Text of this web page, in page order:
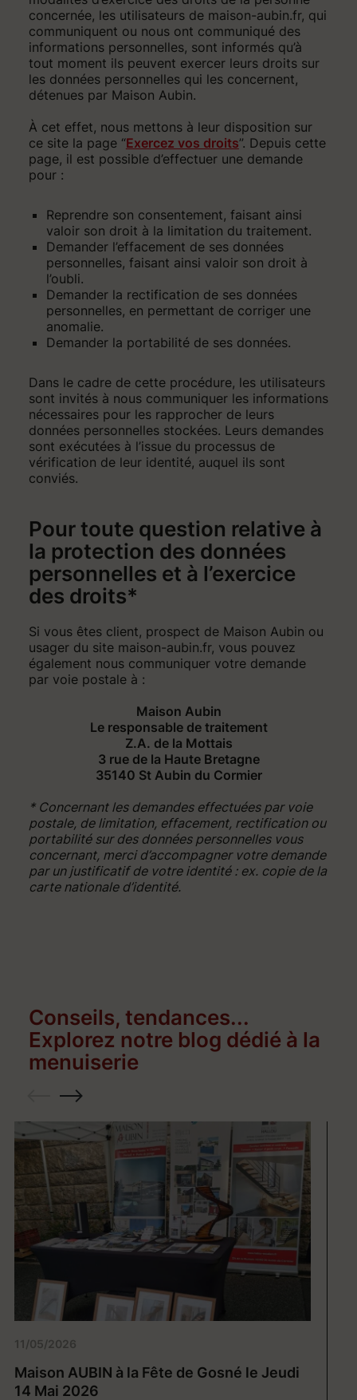
concernée, les utilisateurs de maison-aubin.fr, qui
communiquent ou nous ont communiqué des
informations personnelles, sont informés qu’à
tout moment ils peuvent exercer leurs droits sur
les données personnelles qui les concernent,
détenues par Maison Aubin.
À cet effet, nous mettons à leur disposition sur
ce site la page “Exercez vos droits”. Depuis cette
page, il est possible d’effectuer une demande
pour :
Reprendre son consentement, faisant ainsi
valoir son droit à la limitation du traitement.
Demander l’effacement de ses données
personnelles, faisant ainsi valoir son droit à
l’oubli.
Demander la rectification de ses données
personnelles, en permettant de corriger une
anomalie.
Demander la portabilité de ses données.
Dans le cadre de cette procédure, les utilisateurs
sont invités à nous communiquer les informations
nécessaires pour les rapprocher de leurs
données personnelles stockées. Leurs demandes
sont exécutées à l’issue du processus de
vérification de leur identité, auquel ils sont
conviés.
Pour toute question relative à
la protection des données
personnelles et à l’exercice
des droits*
Si vous êtes client, prospect de Maison Aubin ou
usager du site maison-aubin.fr, vous pouvez
également nous communiquer votre demande
par voie postale à :
Maison Aubin
Le responsable de traitement
Z.A. de la Mottais
3 rue de la Haute Bretagne
35140 St Aubin du Cormier
* Concernant les demandes effectuées par voie
postale, de limitation, effacement, rectification ou
portabilité sur des données personnelles vous
concernant, merci d’accompagner votre demande
par un justificatif de votre identité : ex. copie de la
carte nationale d’identité.
Conseils, tendances...
Explorez notre blog dédié à la
menuiserie
11/05/2026
Maison AUBIN à la Fête de Gosné le Jeudi
14 Mai 2026